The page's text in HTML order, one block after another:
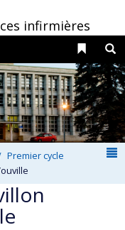
infirmières
Liens
Premier cycle